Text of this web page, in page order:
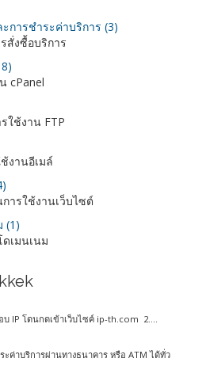
การชำระค่าบริการ (3)
สั่งซื้อบริการ
cPanel
ใช้งาน FTP
งานอีเมล์
ารใช้งานเว็บไซต์
(1)
เมนเนม
IP โดนกดเข้าเว็บไซค์ ip-th.com 2....
ค่าบริการผ่านทางธนาคาร หรือ ATM ได้ทั่ว